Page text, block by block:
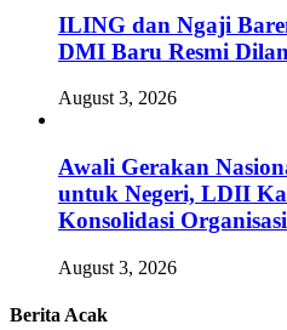
ILING dan Ngaji
DMI Baru Resmi
August 3, 2026
Awali Gerakan
untuk Negeri, LDII
Konsolidasi Organisasi
August 3, 2026
Berita Acak